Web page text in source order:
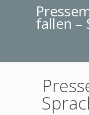
fallen –